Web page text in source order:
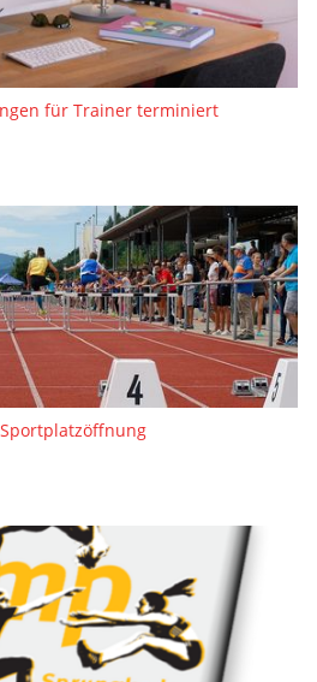
für Trainer terminiert